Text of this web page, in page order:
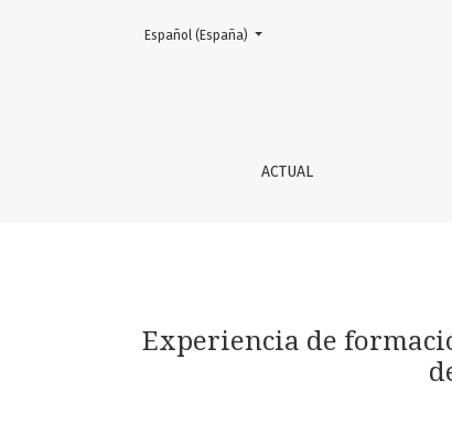
Experiencia de formación del
ACTUAL
Cambiar el idioma. El actual es:
Español (España)
Experiencia de